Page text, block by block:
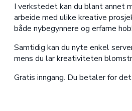
I verkstedet kan du blant annet
arbeide med ulike kreative
både nybegynnere og erfarne
Samtidig kan du nyte enkel
mens du lar kreativiteten
Gratis inngang. Du betaler for